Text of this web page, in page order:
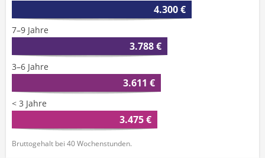
4.300 €
7–9 Jahre
3.788 €
3–6 Jahre
3.611 €
< 3 Jahre
3.475 €
Bruttogehalt bei 40 Wochenstunden.